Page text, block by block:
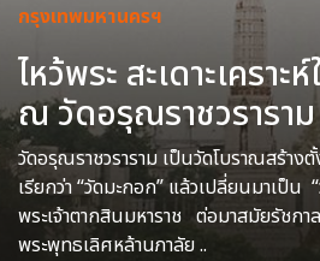
กรุงเทพมหานครฯ
ไหว้พระ สะเดาะเคราะ
ณ วัดอรุณราชวราราม
วัดอรุณราชวราราม เป็นวัดโบราณสร้า
เรียกว่า “วัดมะกอก” แล้วเปลี่ยนมาเป็น
พระเจ้าตากสินมหาราช ต่อมาสมัยรัชกา
พระพุทธเลิศหล้านภาลัย ..